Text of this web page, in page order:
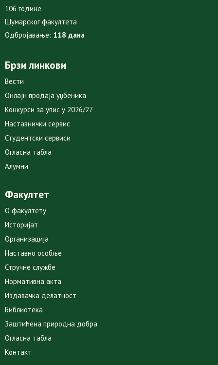
106 године
Шумарског факултета
Одбројавање: 118 дана
Брзи линкови
Вести
Онлајн продаја уџбеника
Конкурси за упис у 2026/27
Наставнички сервис
Студентски сервиси
Огласна табла
Алумни
Факултет
О факултету
Историјат
Организација
Наставно особље
Стручне службе
Нормативна акта
Издавачка делатност
Библиотека
Заштићена природна добра
Огласна табла
Контакт